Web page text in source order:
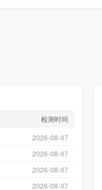
检测时间
2026-08-07
2026-08-07
2026-08-07
2026-08-07